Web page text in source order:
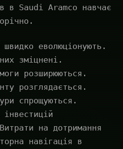
в Saudi Aramco навчає
еволюціонують.
зміцнені.
розширюються.
розглядається.
спрощуються.
на дотримання
навігація в